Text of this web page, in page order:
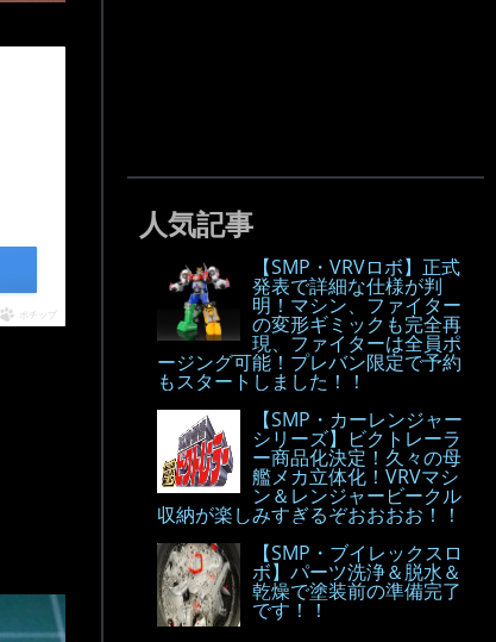
ポチップ
人気記事
【SMP・VRVロボ】正式
発表で詳細な仕様が判
明！マシン、ファイター
の変形ギミックも完全再
現、ファイターは全員ポ
ージング可能！プレバン限定で予約
もスタートしました！！
【SMP・カーレンジャー
シリーズ】ビクトレーラ
ー商品化決定！久々の母
艦メカ立体化！VRVマシ
ン＆レンジャービークル
収納が楽しみすぎるぞおおおお！！
【SMP・ブイレックスロ
ボ】パーツ洗浄＆脱水＆
乾燥で塗装前の準備完了
です！！